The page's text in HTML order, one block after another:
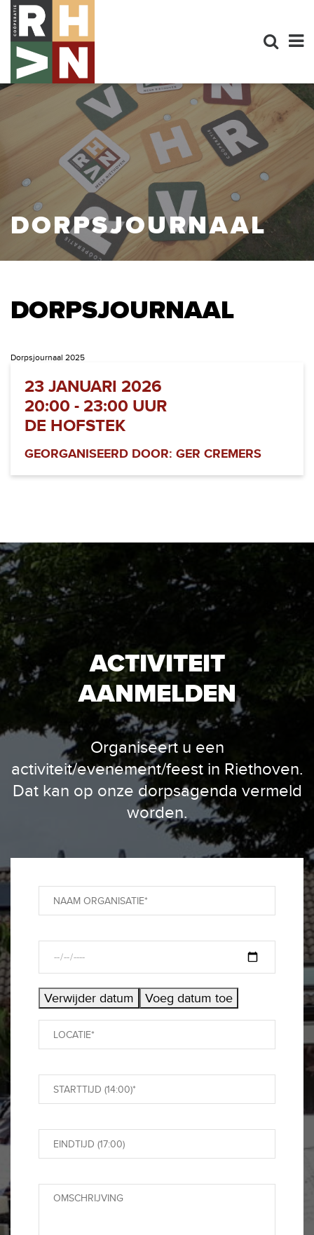
DORPSJOURNAAL
DORPSJOURNAAL
Dorpsjournaal 2025
23 JANUARI 2026
20:00 - 23:00 UUR
DE HOFSTEK
GEORGANISEERD DOOR: GER CREMERS
ACTIVITEIT
AANMELDEN
Organiseert u een
activiteit/evenement/feest in Riethoven.
Dat kan op onze dorpsagenda vermeld
worden.
Verwijder datum Voeg datum toe